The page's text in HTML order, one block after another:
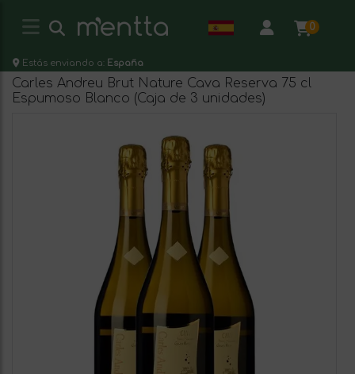
0
Estás enviando a: España
Carles Andreu Brut Nature Cava Reserva 75 cl
Espumoso Blanco (Caja de 3 unidades)